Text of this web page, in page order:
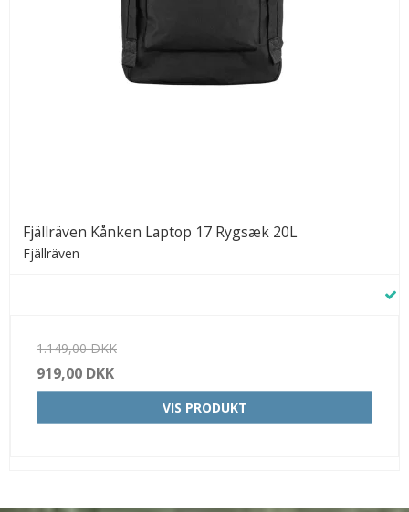
Fjällräven Kånken Laptop 17 Rygsæk 20L
Fjällräven
1.149,00 DKK
919,00 DKK
VIS PRODUKT